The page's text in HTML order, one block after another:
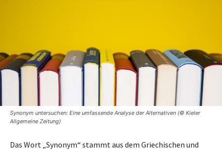
Synonym untersuchen: Eine umfassende Analyse der Alternativen (© Kieler
Allgemeine Zeitung)
Das Wort „Synonym“ stammt aus dem Griechischen und